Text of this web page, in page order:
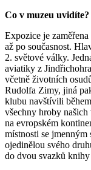
Co v muzeu uvidíte?
Expozice je
až po současnost.
2. světové války.
aviatiky z
včetně životních
Rudolfa Zimy, jiná
klubu navštívili
všechny hroby
na evropském
místnosti se jmenným
ojedinělou svého
do dvou svazků knihy